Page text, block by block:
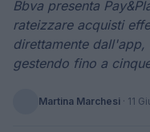
Bbva presenta
rateizzare acquisti
direttamente
gestendo fino a
Martina Marchesi · 11